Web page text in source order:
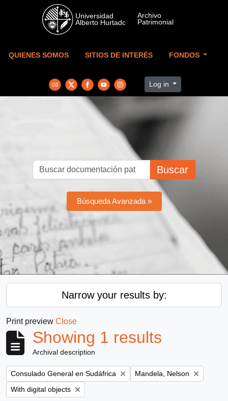
Skip to main content
QUIENES SOMOS SITIOS DE INTERÉS FONDOS
Log in
Buscar
Búsqueda Avanzada »
Narrow your results by:
Print preview Close
Showing 1 results
Archival description
Remove filter:
Consulado General en Sudáfrica Remove filter:
Mandela, Nelson
Remove filter:
With digital objects